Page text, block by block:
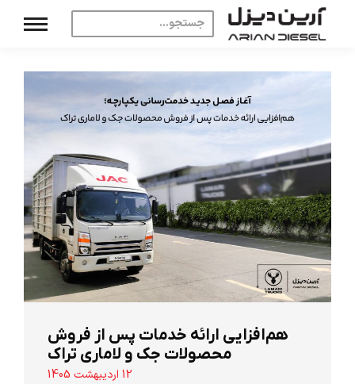
هم‌افزایی ارائه خدمات پس از فروش
محصولات جک و لاماری تراک
12 اردیبهشت 1405